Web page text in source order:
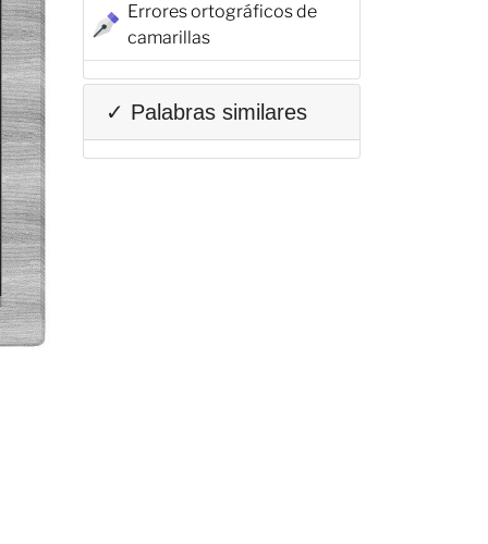
Errores ortográficos de
camarillas
✓ Palabras similares